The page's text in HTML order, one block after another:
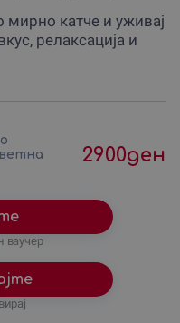
мирно катче и уживај
релаксација и
2900ден
ваучер